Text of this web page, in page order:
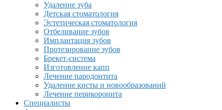
Удаление зуба
Детская стоматология
Эстетическая стоматология
Отбеливание зубов
Имплантация зубов
Протезирование зубов
Брекет-система
Изготовление капп
Лечение пародонтита
Удаление кисты и новообразований
Лечение перикоронита
Специалисты